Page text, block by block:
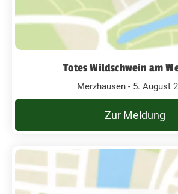
Totes Wildschwein am
Merzhausen - 5. August
Zur Meldung